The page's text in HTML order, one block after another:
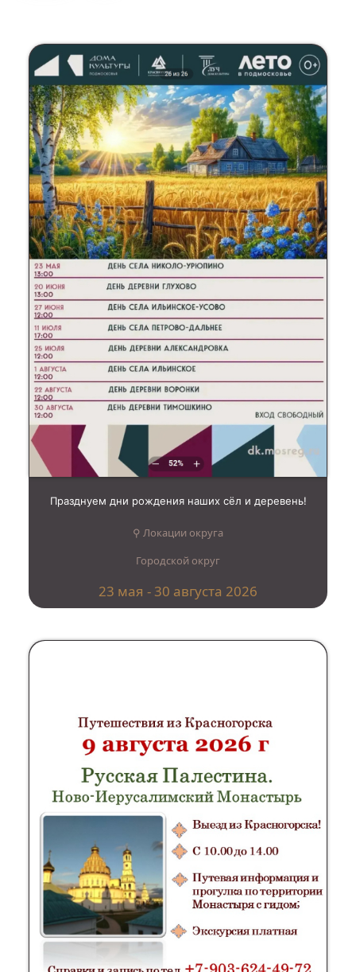
Празднуем дни рождения наших сёл и деревень!
⚲ Локации округа
Городской округ
23 мая - 30 августа 2026